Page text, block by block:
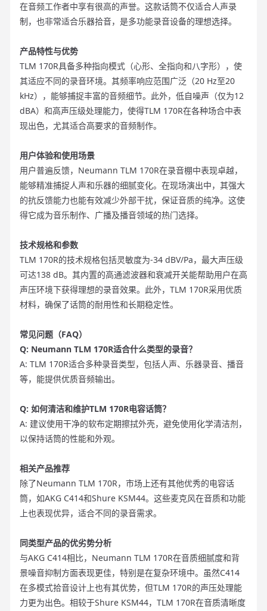
在音频工作者中享有很高的声誉。这款话筒不仅适合人声录
制，也非常适合乐器拾音，是多功能录音设备的理想选择。
产品特性与优势
TLM 170R具备多种指向模式（心形、全指向和八字形），使
其适应不同的录音环境。其频率响应范围广泛（20 Hz至20
kHz），能够捕捉丰富的音频细节。此外，低自噪声（仅为12
dBA）和高声压级处理能力，使得TLM 170R在各种场合中表
现出色，尤其适合高要求的音频制作。
用户体验和使用场景
用户普遍反馈，Neumann TLM 170R在录音棚中表现卓越，
能够精准捕捉人声和乐器的细腻变化。在现场演出中，其强大
的抗反馈能力也能有效减少外部干扰，保证音质的纯净。这使
得它成为音乐制作、广播及播音领域的热门选择。
技术规格和参数
TLM 170R的技术规格包括灵敏度为-34 dBV/Pa，最大声压级
可达138 dB。其内置的高通滤波器和衰减开关能帮助用户在高
声压环境下获得理想的录音效果。此外，TLM 170R采用优质
材料，确保了话筒的耐用性和长期稳定性。
常见问题（FAQ）
Q: Neumann TLM 170R适合什么类型的录音？
A: TLM 170R适合多种录音类型，包括人声、乐器录音、播音
等，能提供优质音频输出。
Q: 如何清洁和维护TLM 170R电容话筒？
A: 建议使用干净的软布定期擦拭外壳，避免使用化学清洁剂，
以保持话筒的性能和外观。
相关产品推荐
除了Neumann TLM 170R，市场上还有其他优秀的电容话
筒，如AKG C414和Shure KSM44。这些麦克风在音质和功能
上也表现优异，适合不同的录音需求。
同类型产品的优劣势分析
与AKG C414相比，Neumann TLM 170R在音质细腻度和背
景噪音抑制方面表现更佳，特别是在复杂环境中。虽然C414
在多模式拾音设计上也有其优势，但TLM 170R的声压处理能
力更为出色。相较于Shure KSM44，TLM 170R在音质清晰度